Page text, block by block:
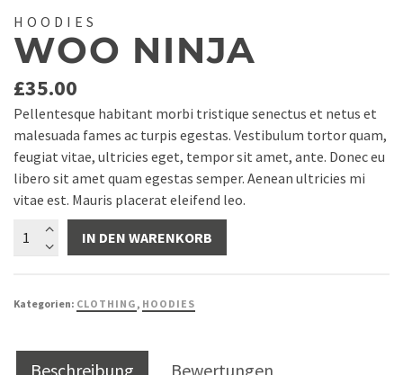
HOODIES
WOO NINJA
£35.00
Pellentesque habitant morbi tristique senectus et netus et
malesuada fames ac turpis egestas. Vestibulum tortor quam,
feugiat vitae, ultricies eget, tempor sit amet, ante. Donec eu
libero sit amet quam egestas semper. Aenean ultricies mi
vitae est. Mauris placerat eleifend leo.
Woo
IN DEN WARENKORB
Kategorien: CLOTHING, HOODIES
Beschreibung Bewertungen